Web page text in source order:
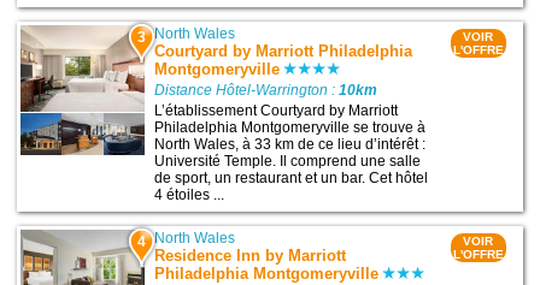
3 North Wales
Courtyard by Marriott Philadelphia
Montgomeryville
Distance Hôtel-Warrington :10km
L’établissement Courtyard by Marriott
Philadelphia Montgomeryville se trouve à
North Wales, à 33 km de ce lieu d’intérêt :
Université Temple. Il comprend une salle
de sport, un restaurant et un bar. Cet hôtel
4 étoiles ...
VOIR
L'OFFRE
4 North Wales
Residence Inn by Marriott
Philadelphia Montgomeryville
VOIR
L'OFFRE